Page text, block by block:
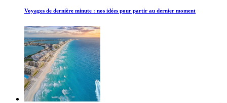
Voyages de dernière minute : nos idées pour partir au dernier moment